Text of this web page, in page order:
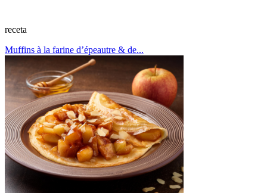
receta
Muffins à la farine d’épeautre & de...